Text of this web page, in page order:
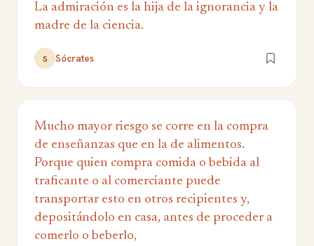
La admiración es la hija de la ignorancia y la
madre de la ciencia.
S Sócrates
Mucho mayor riesgo se corre en la compra
de enseñanzas que en la de alimentos.
Porque quien compra comida o bebida al
traficante o al comerciante puede
transportar esto en otros recipientes y,
depositándolo en casa, antes de proceder a
comerlo o beberlo,